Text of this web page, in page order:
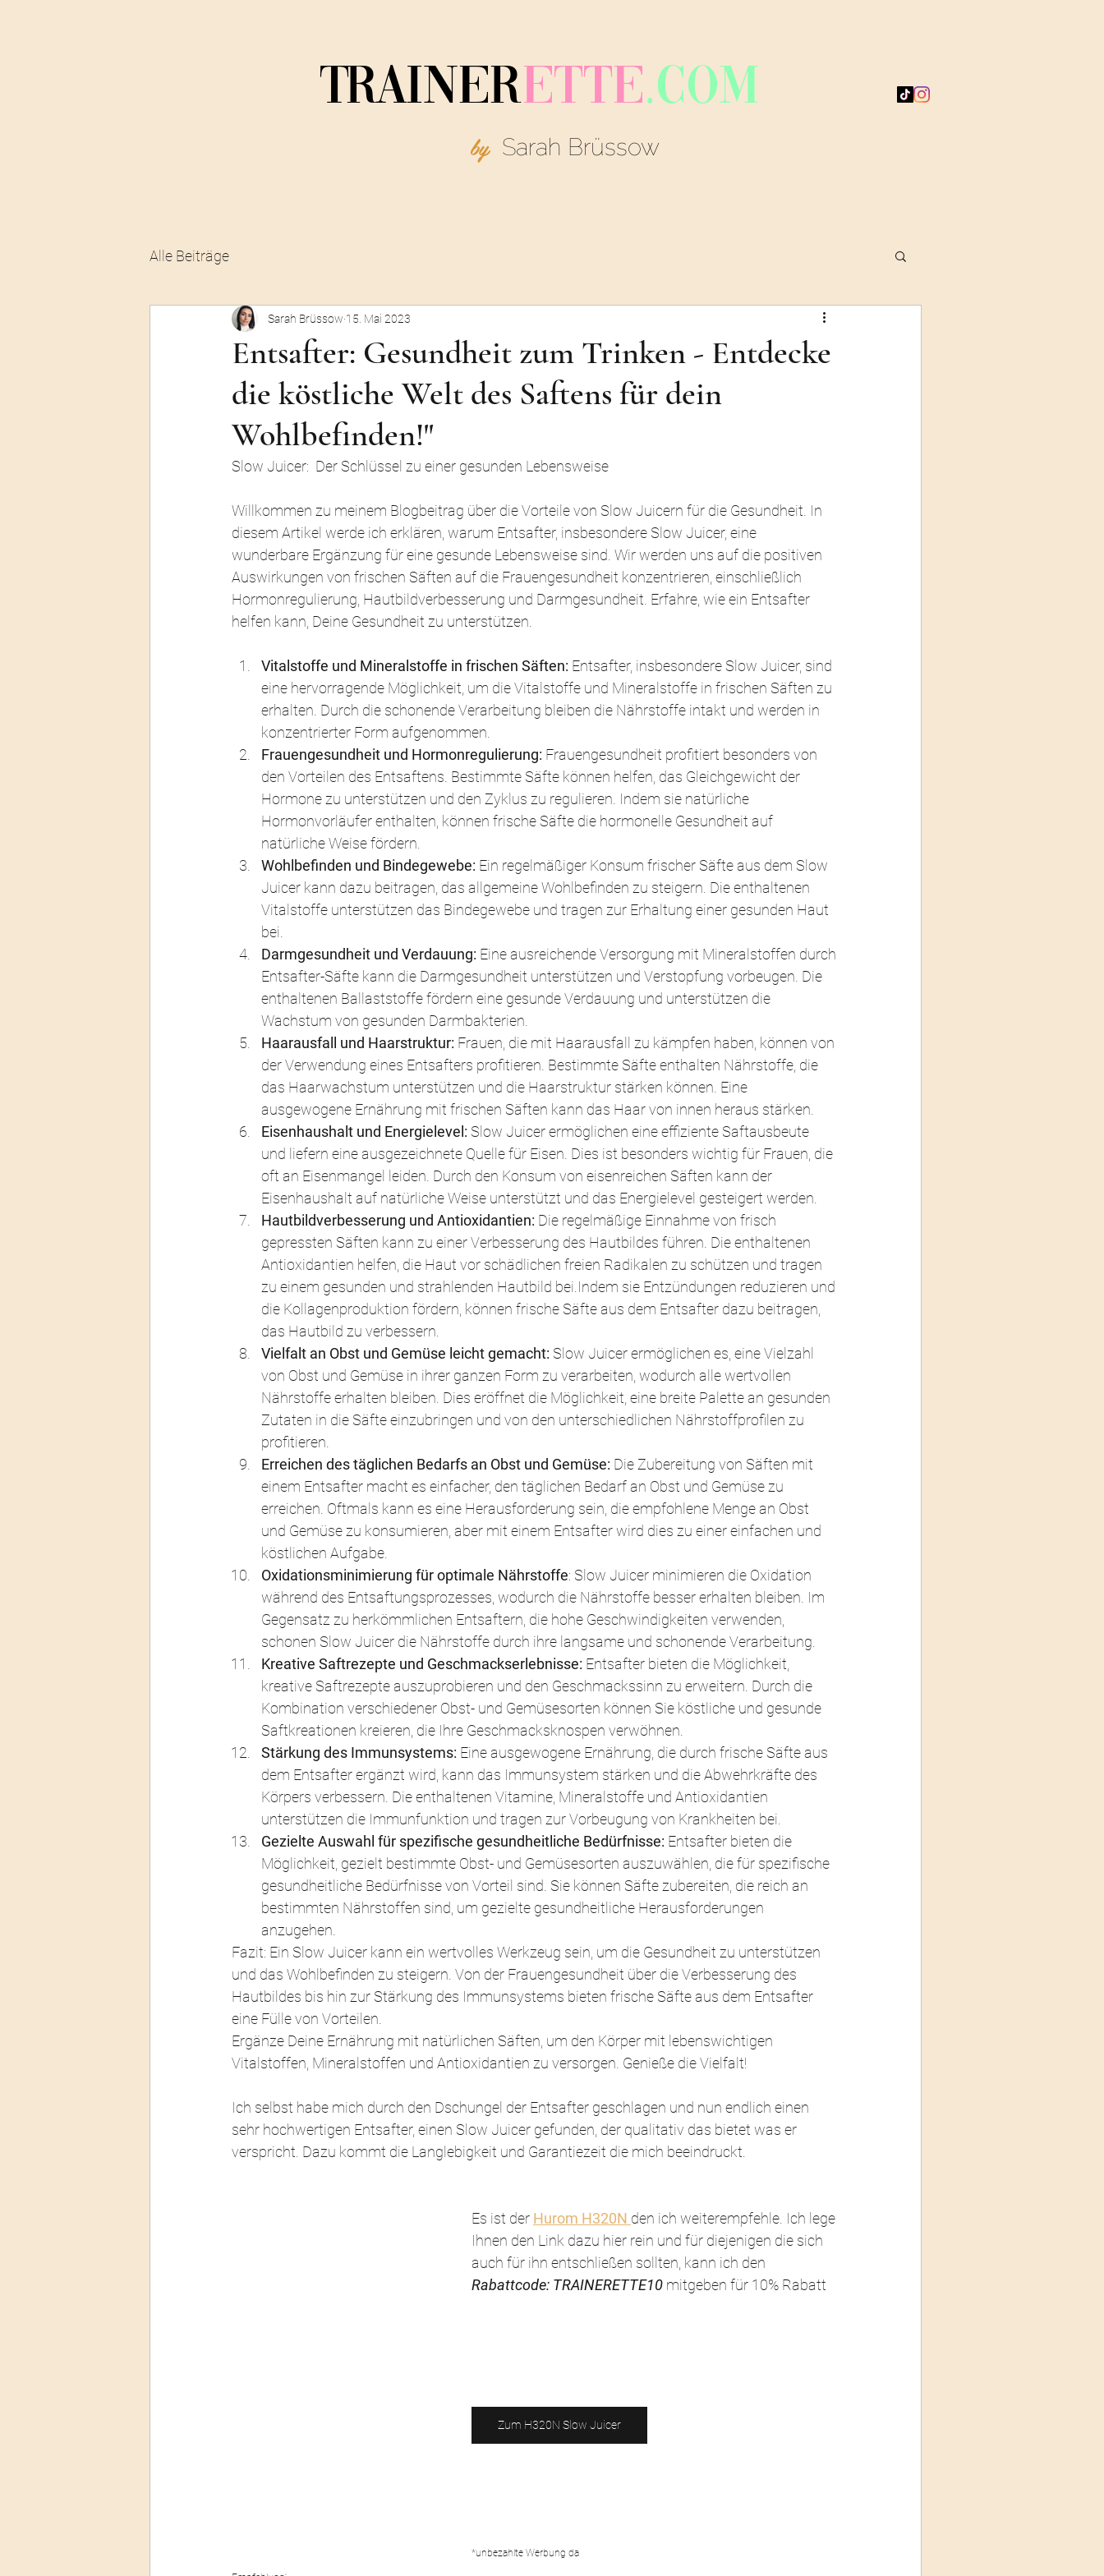
TRAINERETTE.COM
by Sarah Brüssow
Alle Beiträge
Entsafter: Gesundheit zum Trinken - Entdecke
die köstliche Welt des Saftens für dein
Wohlbefinden!"
Sarah Brüssow 15. Mai 2023
Slow Juicer:  Der Schlüssel zu einer gesunden Lebensweise
Willkommen zu meinem Blogbeitrag über die Vorteile von Slow Juicern für die Gesundheit. In
diesem Artikel werde ich erklären, warum Entsafter, insbesondere Slow Juicer, eine
wunderbare Ergänzung für eine gesunde Lebensweise sind. Wir werden uns auf die positiven
Auswirkungen von frischen Säften auf die Frauengesundheit konzentrieren, einschließlich
Hormonregulierung, Hautbildverbesserung und Darmgesundheit. Erfahre, wie ein Entsafter
helfen kann, Deine Gesundheit zu unterstützen.
Vitalstoffe und Mineralstoffe in frischen Säften: Entsafter, insbesondere Slow Juicer, sind
eine hervorragende Möglichkeit, um die Vitalstoffe und Mineralstoffe in frischen Säften zu
erhalten. Durch die schonende Verarbeitung bleiben die Nährstoffe intakt und werden in
konzentrierter Form aufgenommen.
Frauengesundheit und Hormonregulierung: Frauengesundheit profitiert besonders von
den Vorteilen des Entsaftens. Bestimmte Säfte können helfen, das Gleichgewicht der
Hormone zu unterstützen und den Zyklus zu regulieren. Indem sie natürliche
Hormonvorläufer enthalten, können frische Säfte die hormonelle Gesundheit auf
natürliche Weise fördern.
Wohlbefinden und Bindegewebe: Ein regelmäßiger Konsum frischer Säfte aus dem Slow
Juicer kann dazu beitragen, das allgemeine Wohlbefinden zu steigern. Die enthaltenen
Vitalstoffe unterstützen das Bindegewebe und tragen zur Erhaltung einer gesunden Haut
bei.
Darmgesundheit und Verdauung: Eine ausreichende Versorgung mit Mineralstoffen durch
Entsafter-Säfte kann die Darmgesundheit unterstützen und Verstopfung vorbeugen. Die
enthaltenen Ballaststoffe fördern eine gesunde Verdauung und unterstützen die
Wachstum von gesunden Darmbakterien.
Haarausfall und Haarstruktur: Frauen, die mit Haarausfall zu kämpfen haben, können von
der Verwendung eines Entsafters profitieren. Bestimmte Säfte enthalten Nährstoffe, die
das Haarwachstum unterstützen und die Haarstruktur stärken können. Eine
ausgewogene Ernährung mit frischen Säften kann das Haar von innen heraus stärken.
Eisenhaushalt und Energielevel: Slow Juicer ermöglichen eine effiziente Saftausbeute
und liefern eine ausgezeichnete Quelle für Eisen. Dies ist besonders wichtig für Frauen, die
oft an Eisenmangel leiden. Durch den Konsum von eisenreichen Säften kann der
Eisenhaushalt auf natürliche Weise unterstützt und das Energielevel gesteigert werden.
Hautbildverbesserung und Antioxidantien: Die regelmäßige Einnahme von frisch
gepressten Säften kann zu einer Verbesserung des Hautbildes führen. Die enthaltenen
Antioxidantien helfen, die Haut vor schädlichen freien Radikalen zu schützen und tragen
zu einem gesunden und strahlenden Hautbild bei.Indem sie Entzündungen reduzieren und
die Kollagenproduktion fördern, können frische Säfte aus dem Entsafter dazu beitragen,
das Hautbild zu verbessern.
Vielfalt an Obst und Gemüse leicht gemacht: Slow Juicer ermöglichen es, eine Vielzahl
von Obst und Gemüse in ihrer ganzen Form zu verarbeiten, wodurch alle wertvollen
Nährstoffe erhalten bleiben. Dies eröffnet die Möglichkeit, eine breite Palette an gesunden
Zutaten in die Säfte einzubringen und von den unterschiedlichen Nährstoffprofilen zu
profitieren.
Erreichen des täglichen Bedarfs an Obst und Gemüse: Die Zubereitung von Säften mit
einem Entsafter macht es einfacher, den täglichen Bedarf an Obst und Gemüse zu
erreichen. Oftmals kann es eine Herausforderung sein, die empfohlene Menge an Obst
und Gemüse zu konsumieren, aber mit einem Entsafter wird dies zu einer einfachen und
köstlichen Aufgabe.
Oxidationsminimierung für optimale Nährstoffe: Slow Juicer minimieren die Oxidation
während des Entsaftungsprozesses, wodurch die Nährstoffe besser erhalten bleiben. Im
Gegensatz zu herkömmlichen Entsaftern, die hohe Geschwindigkeiten verwenden,
schonen Slow Juicer die Nährstoffe durch ihre langsame und schonende Verarbeitung.
Kreative Saftrezepte und Geschmackserlebnisse: Entsafter bieten die Möglichkeit,
kreative Saftrezepte auszuprobieren und den Geschmackssinn zu erweitern. Durch die
Kombination verschiedener Obst- und Gemüsesorten können Sie köstliche und gesunde
Saftkreationen kreieren, die Ihre Geschmacksknospen verwöhnen.
Stärkung des Immunsystems: Eine ausgewogene Ernährung, die durch frische Säfte aus
dem Entsafter ergänzt wird, kann das Immunsystem stärken und die Abwehrkräfte des
Körpers verbessern. Die enthaltenen Vitamine, Mineralstoffe und Antioxidantien
unterstützen die Immunfunktion und tragen zur Vorbeugung von Krankheiten bei.
Gezielte Auswahl für spezifische gesundheitliche Bedürfnisse: Entsafter bieten die
Möglichkeit, gezielt bestimmte Obst- und Gemüsesorten auszuwählen, die für spezifische
gesundheitliche Bedürfnisse von Vorteil sind. Sie können Säfte zubereiten, die reich an
bestimmten Nährstoffen sind, um gezielte gesundheitliche Herausforderungen
anzugehen.
Fazit: Ein Slow Juicer kann ein wertvolles Werkzeug sein, um die Gesundheit zu unterstützen
und das Wohlbefinden zu steigern. Von der Frauengesundheit über die Verbesserung des
Hautbildes bis hin zur Stärkung des Immunsystems bieten frische Säfte aus dem Entsafter
eine Fülle von Vorteilen.
Ergänze Deine Ernährung mit natürlichen Säften, um den Körper mit lebenswichtigen
Vitalstoffen, Mineralstoffen und Antioxidantien zu versorgen. Genieße die Vielfalt!
Ich selbst habe mich durch den Dschungel der Entsafter geschlagen und nun endlich einen
sehr hochwertigen Entsafter, einen Slow Juicer gefunden, der qualitativ das bietet was er
verspricht. Dazu kommt die Langlebigkeit und Garantiezeit die mich beeindruckt.
Es ist der Hurom H320N den ich weiterempfehle. Ich lege
Ihnen den Link dazu hier rein und für diejenigen die sich
auch für ihn entschließen sollten, kann ich den
Rabattcode: TRAINERETTE10 mitgeben für 10% Rabatt
Zum H320N Slow Juicer
*unbezahlte Werbung da